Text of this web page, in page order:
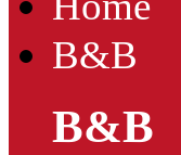
B&B
B&B